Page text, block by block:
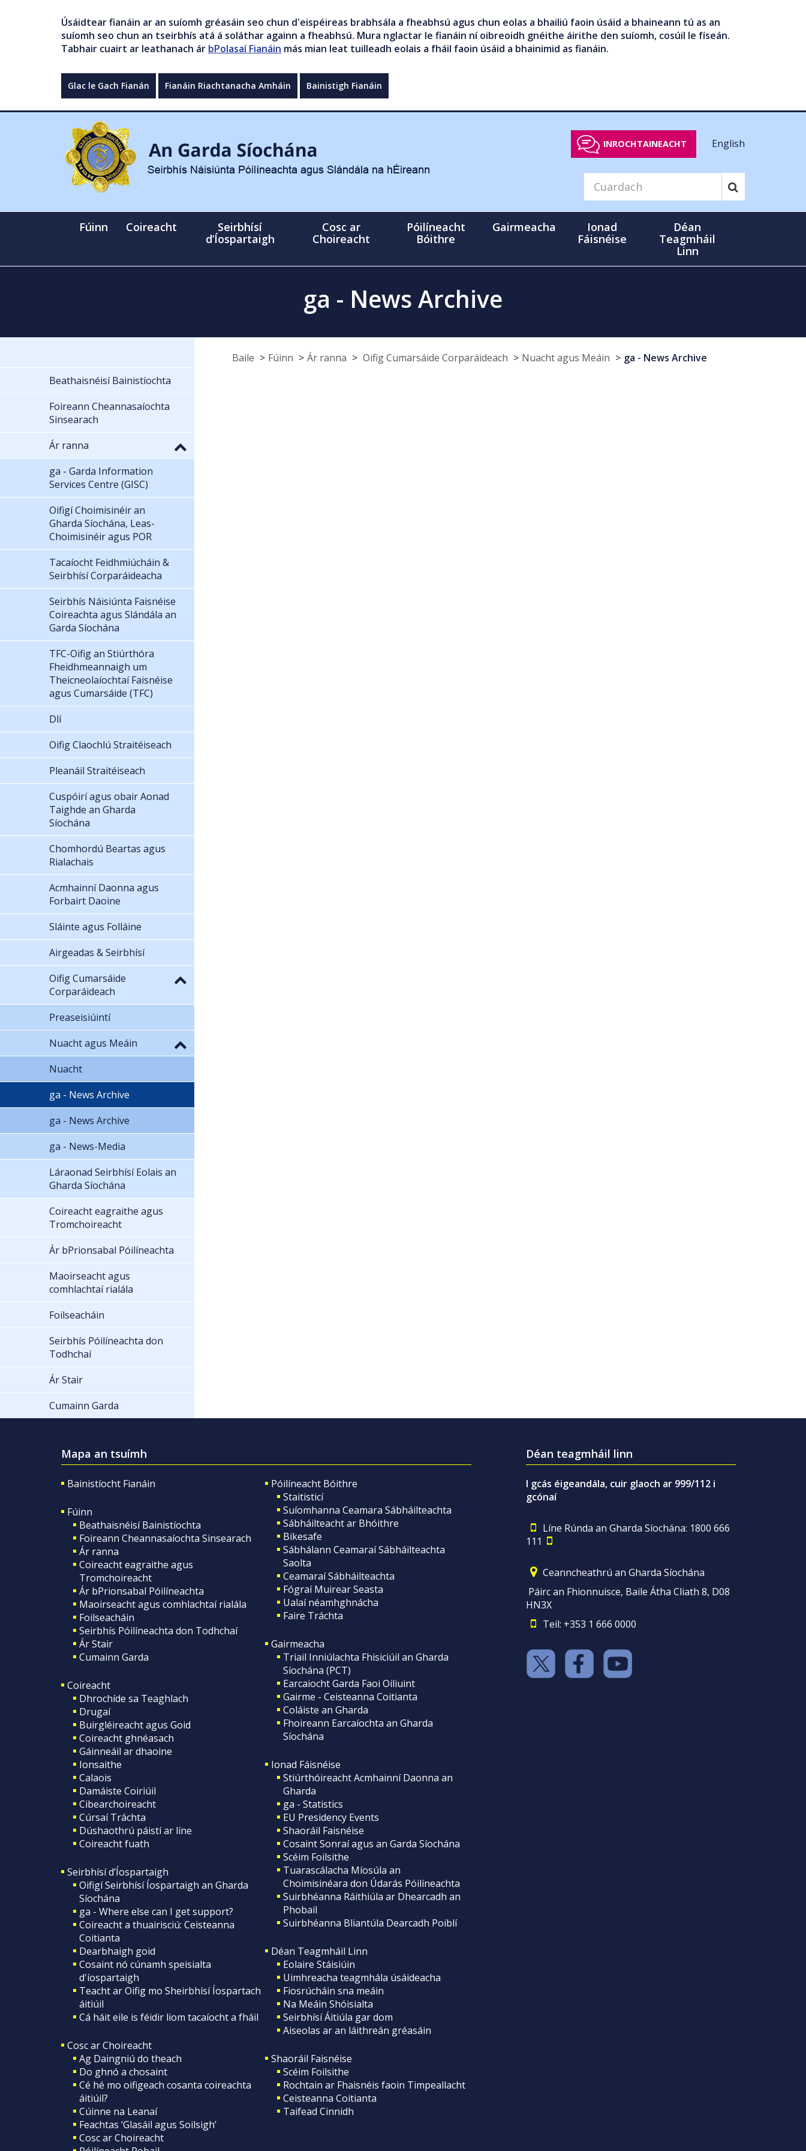
Úsáidtear fianáin ar an suíomh gréasáin seo chun d'eispéireas brabhsála a fheabhsú agus chun eolas a bhailiú faoin úsáid a bhaineann tú as an
suíomh seo chun an tseirbhís atá á soláthar againn a fheabhsú. Mura nglactar le fianáin ní oibreoidh gnéithe áirithe den suíomh, cosúil le físeán.
Tabhair cuairt ar leathanach ár bPolasaí Fianáin más mian leat tuilleadh eolais a fháil faoin úsáid a bhainimid as fianáin.
Glac le Gach Fianán Fianáin Riachtanacha Amháin Bainistigh Fianáin
INROCHTAINEACHT English
Fúinn Coireacht
Seirbhísí
d’Íospartaigh
Cosc ar
Choireacht
Póilíneacht
Bóithre
Gairmeacha
Ionad
Fáisnéise
Déan
Teagmháil
Linn
ga - News Archive
Baile Fúinn Ár ranna Oifig Cumarsáide Corparáideach Nuacht agus Meáin
ga - News Archive
Beathaisnéisí Bainistíochta
Foireann Cheannasaíochta
Sinsearach
Ár ranna
ga - Garda Information
Services Centre (GISC)
Oifigí Choimisinéir an
Gharda Síochána, Leas-
Choimisinéir agus POR
Tacaíocht Feidhmiúcháin &
Seirbhísí Corparáideacha
Seirbhís Náisiúnta Faisnéise
Coireachta agus Slándála an
Garda Síochána
TFC-Oifig an Stiúrthóra
Fheidhmeannaigh um
Theicneolaíochtaí Faisnéise
agus Cumarsáide (TFC)
Dlí
Oifig Claochlú Straitéiseach
Pleanáil Straitéiseach
Cuspóirí agus obair Aonad
Taighde an Gharda
Síochána
Chomhordú Beartas agus
Rialachais
Acmhainní Daonna agus
Forbairt Daoine
Sláinte agus Folláine
Airgeadas & Seirbhísí
Oifig Cumarsáide
Corparáideach
Preaseisiúintí
Nuacht agus Meáin
Nuacht
ga - News Archive
ga - News Archive
ga - News-Media
Láraonad Seirbhísí Eolais an
Gharda Síochána
Coireacht eagraithe agus
Tromchoireacht
Ár bPrionsabal Póilíneachta
Maoirseacht agus
comhlachtaí rialála
Foilseacháin
Seirbhís Póilíneachta don
Todhchaí
Ár Stair
Cumainn Garda
Mapa an tsuímh
Bainistíocht Fianáin
Fúinn
Beathaisnéisí Bainistíochta
Foireann Cheannasaíochta Sinsearach
Ár ranna
Coireacht eagraithe agus
Tromchoireacht
Ár bPrionsabal Póilíneachta
Maoirseacht agus comhlachtaí rialála
Foilseacháin
Seirbhís Póilíneachta don Todhchaí
Ár Stair
Cumainn Garda
Coireacht
Dhrochíde sa Teaghlach
Drugaí
Buirgléireacht agus Goid
Coireacht ghnéasach
Gáinneáil ar dhaoine
Ionsaithe
Calaois
Damáiste Coiriúil
Cibearchoireacht
Cúrsaí Tráchta
Dúshaothrú páistí ar líne
Coireacht fuath
Seirbhísí d’Íospartaigh
Oifigí Seirbhísí Íospartaigh an Gharda
Síochána
ga - Where else can I get support?
Coireacht a thuairisciú: Ceisteanna
Coitianta
Dearbhaigh goid
Cosaint nó cúnamh speisialta
d'íospartaigh
Teacht ar Oifig mo Sheirbhísí Íospartach
áitiúil
Cá háit eile is féidir liom tacaíocht a fháil
Cosc ar Choireacht
Ag Daingniú do theach
Do ghnó a chosaint
Cé hé mo oifigeach cosanta coireachta
áitiúil?
Cúinne na Leanaí
Feachtas ‘Glasáil agus Soilsigh’
Cosc ar Choireacht
Póilíneacht Bóithre
Staitisticí
Suíomhanna Ceamara Sábháilteachta
Sábháilteacht ar Bhóithre
Bikesafe
Sábhálann Ceamaraí Sábháilteachta
Saolta
Ceamaraí Sábháilteachta
Fógraí Muirear Seasta
Ualaí néamhghnácha
Faire Tráchta
Gairmeacha
Triail Inniúlachta Fhisiciúil an Gharda
Síochána (PCT)
Earcaiocht Garda Faoi Oiliuint
Gairme - Ceisteanna Coitianta
Coláiste an Gharda
Fhoireann Earcaíochta an Gharda
Síochána
Ionad Fáisnéise
Stiúrthóireacht Acmhainní Daonna an
Gharda
ga - Statistics
EU Presidency Events
Shaoráil Faisnéise
Cosaint Sonraí agus an Garda Síochána
Scéim Foilsithe
Tuarascálacha Míosúla an
Choimisinéara don Údarás Póilíneachta
Suirbhéanna Ráithiúla ar Dhearcadh an
Phobail
Suirbhéanna Bliantúla Dearcadh Poiblí
Déan Teagmháil Linn
Eolaire Stáisiúin
Uimhreacha teagmhála úsáideacha
Fiosrúcháin sna meáin
Na Meáin Shóisialta
Seirbhísí Áitiúla gar dom
Aiseolas ar an láithreán gréasáin
Shaoráil Faisnéise
Scéim Foilsithe
Rochtain ar Fhaisnéis faoin Timpeallacht
Ceisteanna Coitianta
Taifead Cinnidh
Déan teagmháil linn
I gcás éigeandála, cuir glaoch ar 999/112 i
gcónaí
Líne Rúnda an Gharda Síochána: 1800 666
111
Ceanncheathrú an Gharda Síochána
Páirc an Fhionnuisce, Baile Átha Cliath 8, D08
HN3X
Teil: +353 1 666 0000